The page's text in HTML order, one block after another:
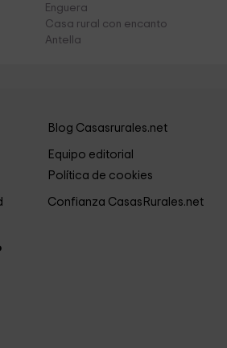
Enguera
Casa rural con encanto
Antella
Blog Casasrurales.net
Equipo editorial
Política de cookies
Confianza CasasRurales.net